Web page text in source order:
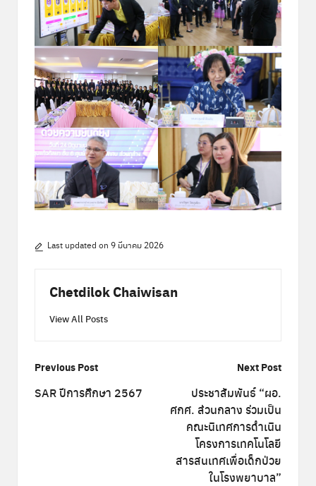
Last updated on 9 มีนาคม 2026
Chetdilok Chaiwisan
View All Posts
Post
navigation
Previous Post
SAR ปีการศึกษา 2567
Next Post
ประชาสัมพันธ์ “ผอ.
ศกศ. ส่วนกลาง ร่วมเป็น
คณะนิเทศการดำเนิน
โครงการเทคโนโลยี
สารสนเทศเพื่อเด็กป่วย
ในโรงพยาบาล”